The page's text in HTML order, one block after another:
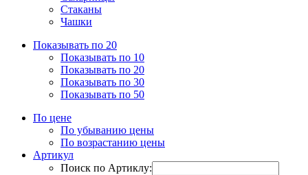
Стаканы
Чашки
Показывать по 20
Показывать по 10
Показывать по 20
Показывать по 30
Показывать по 50
По цене
По убыванию цены
По возрастанию цены
Артикул
Поиск по Артиклу: